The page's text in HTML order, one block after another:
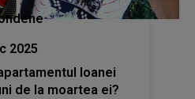
2025
Ioanei
de la moartea ei?